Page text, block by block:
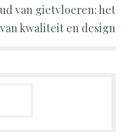
van gietvloeren: het
kwaliteit en design